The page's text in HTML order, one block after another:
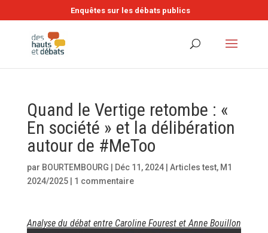
Enquêtes sur les débats publics
Quand le Vertige retombe : «
En société » et la délibération
autour de #MeToo
par BOURTEMBOURG Déc 11, 2024| Articles test, M1
2024/2025| 1 commentaire
Analyse du débat entre Caroline Fourest et Anne Bouillon